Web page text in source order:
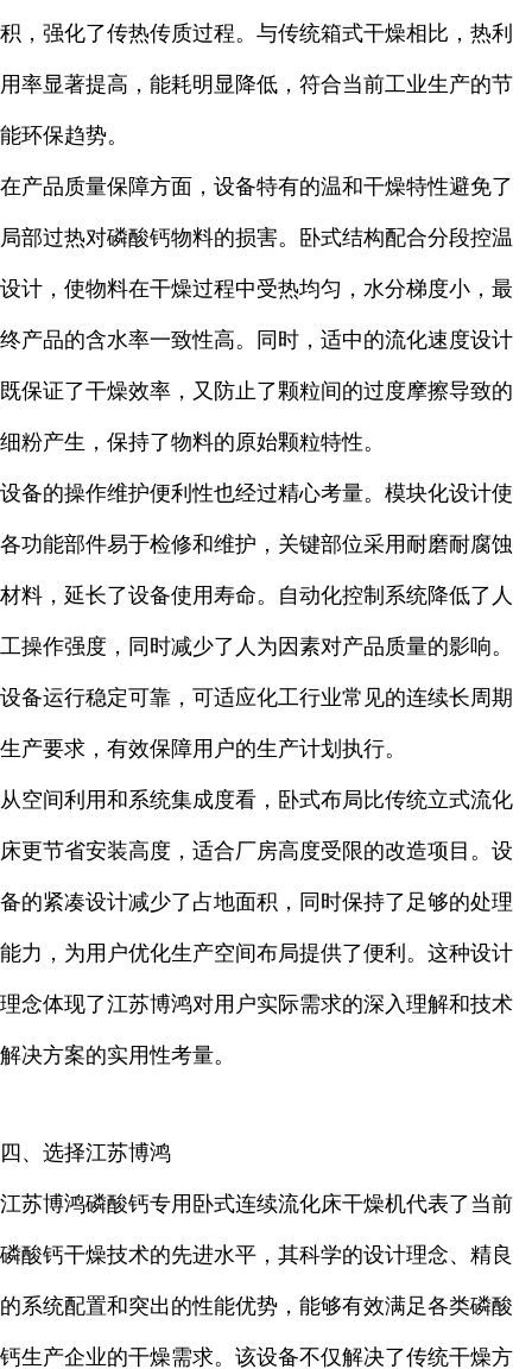
积，强化了传热传质过程。与传统箱式干燥相比，热利
用率显著提高，能耗明显降低，符合当前工业生产的节
能环保趋势。
在产品质量保障方面，设备特有的温和干燥特性避免了
局部过热对磷酸钙物料的损害。卧式结构配合分段控温
设计，使物料在干燥过程中受热均匀，水分梯度小，最
终产品的含水率一致性高。同时，适中的流化速度设计
既保证了干燥效率，又防止了颗粒间的过度摩擦导致的
细粉产生，保持了物料的原始颗粒特性。
设备的操作维护便利性也经过精心考量。模块化设计使
各功能部件易于检修和维护，关键部位采用耐磨耐腐蚀
材料，延长了设备使用寿命。自动化控制系统降低了人
工操作强度，同时减少了人为因素对产品质量的影响。
设备运行稳定可靠，可适应化工行业常见的连续长周期
生产要求，有效保障用户的生产计划执行。
从空间利用和系统集成度看，卧式布局比传统立式流化
床更节省安装高度，适合厂房高度受限的改造项目。设
备的紧凑设计减少了占地面积，同时保持了足够的处理
能力，为用户优化生产空间布局提供了便利。这种设计
理念体现了江苏博鸿对用户实际需求的深入理解和技术
解决方案的实用性考量。
四、选择江苏博鸿
江苏博鸿磷酸钙专用卧式连续流化床干燥机代表了当前
磷酸钙干燥技术的先进水平，其科学的设计理念、精良
的系统配置和突出的性能优势，能够有效满足各类磷酸
钙生产企业的干燥需求。该设备不仅解决了传统干燥方